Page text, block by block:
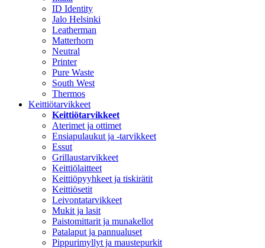
ID Identity
Jalo Helsinki
Leatherman
Matterhorn
Neutral
Printer
Pure Waste
South West
Thermos
Keittiötarvikkeet
Keittiötarvikkeet
Aterimet ja ottimet
Ensiapulaukut ja -tarvikkeet
Essut
Grillaustarvikkeet
Keittiölaitteet
Keittiöpyyhkeet ja tiskirätit
Keittiösetit
Leivontatarvikkeet
Mukit ja lasit
Paistomittarit ja munakellot
Patalaput ja pannualuset
Pippurimyllyt ja maustepurkit